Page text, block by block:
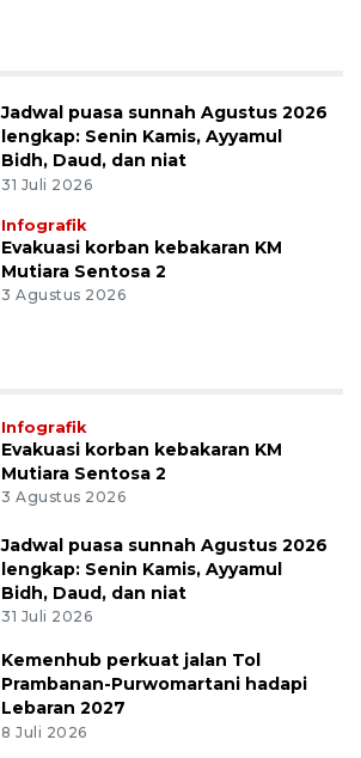
Jadwal puasa sunnah Agustus 2026
lengkap: Senin Kamis, Ayyamul
Bidh, Daud, dan niat
31 Juli 2026
Infografik
Evakuasi korban kebakaran KM
Mutiara Sentosa 2
3 Agustus 2026
Infografik
Evakuasi korban kebakaran KM
Mutiara Sentosa 2
3 Agustus 2026
Jadwal puasa sunnah Agustus 2026
lengkap: Senin Kamis, Ayyamul
Bidh, Daud, dan niat
31 Juli 2026
Kemenhub perkuat jalan Tol
Prambanan-Purwomartani hadapi
Lebaran 2027
8 Juli 2026